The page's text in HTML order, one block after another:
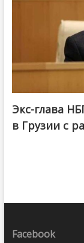
Экс-глава
в Грузии с
Facebook